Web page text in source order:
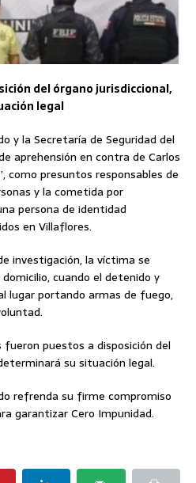
del órgano jurisdiccional,
legal
y la Secretaría de Seguridad del
aprehensión en contra de Carlos
como presuntos responsables de
y la cometida por
persona de identidad
en Villaflores.
investigación, la víctima se
cuando el detenido y
lugar portando armas de fuego,
puestos a disposición del
su situación legal.
refrenda su firme compromiso
garantizar Cero Impunidad.